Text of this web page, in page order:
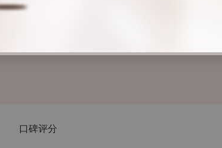
口碑评分